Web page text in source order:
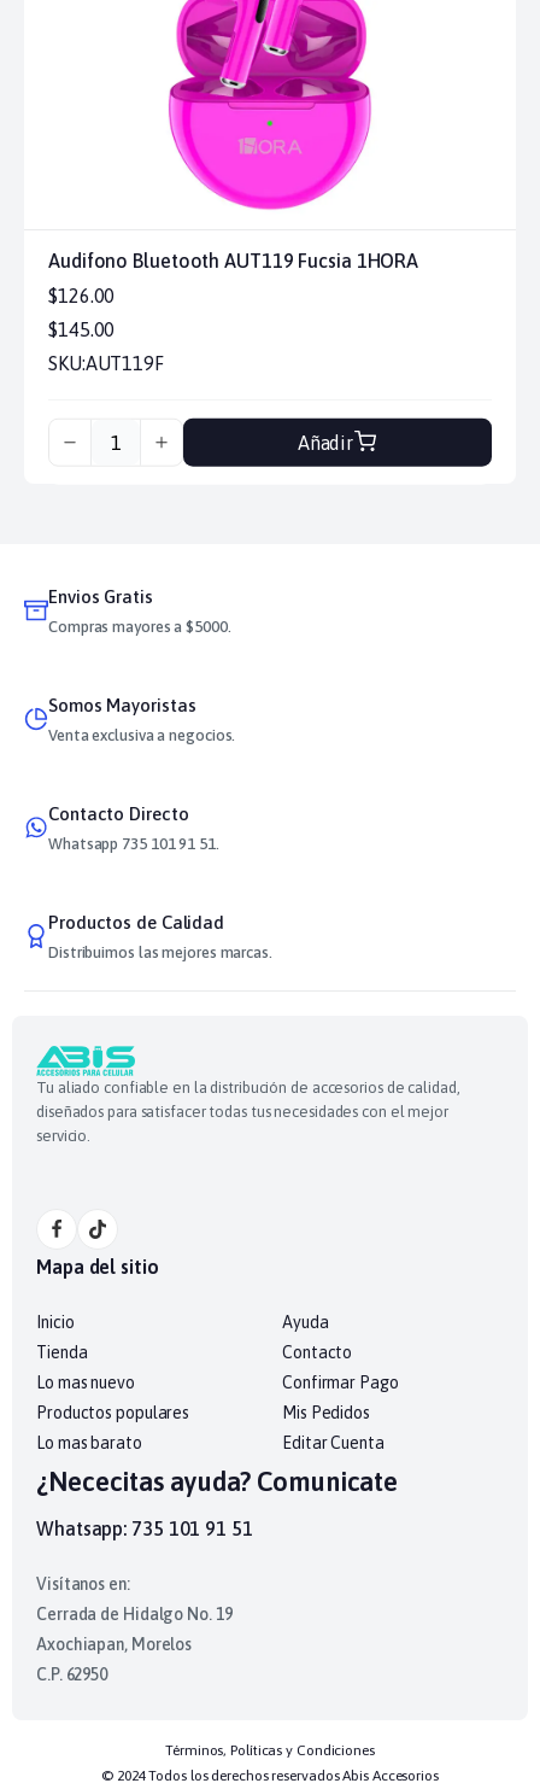
Audifono Bluetooth AUT119 Fucsia 1HORA
$126.00
$145.00
SKU:AUT119F
Añadir
Envios Gratis
Compras mayores a $5000.
Somos Mayoristas
Venta exclusiva a negocios.
Contacto Directo
Whatsapp 735 101 91 51.
Productos de Calidad
Distribuimos las mejores marcas.
Tu aliado confiable en la distribución de accesorios de calidad,
diseñados para satisfacer todas tus necesidades con el mejor
servicio.
Mapa del sitio
Inicio
Tienda
Lo mas nuevo
Productos populares
Lo mas barato
Ayuda
Contacto
Confirmar Pago
Mis Pedidos
Editar Cuenta
¿Nececitas ayuda? Comunicate
Whatsapp: 735 101 91 51
Visítanos en:
Cerrada de Hidalgo No. 19
Axochiapan, Morelos
C.P. 62950
© 2024 Todos los derechos reservados Abis Accesorios
Términos, Políticas y Condiciones